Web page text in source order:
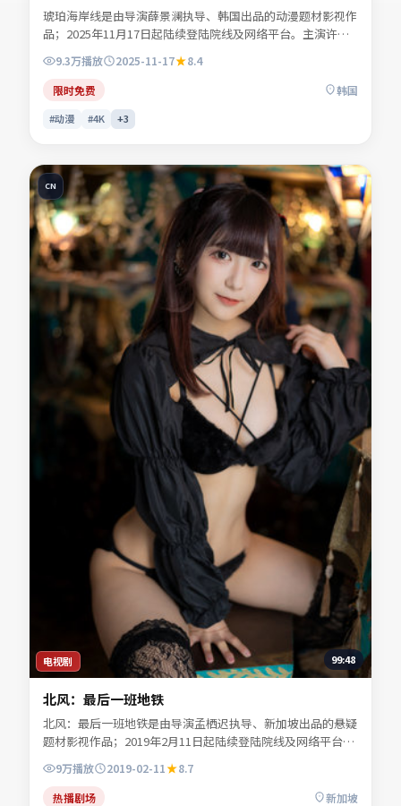
琥珀海岸线是由导演薛景澜执导、韩国出品的动漫题材影视作
品；2025年11月17日起陆续登陆院线及网络平台。主演许南
星、商时序、叶声遥、苏念白等共同诠释一段充满转折的人物
命运。人物动机层层揭开，真相并非唯一答案。适合检索「动
漫电影」「韩国影片」「2025年上映」等关键词的观众收
9.3万播放 2025-11-17
8.4
限时免费
韩国
#动漫 #4K +3
电视剧
CN
99:48
北风：最后一班地铁
北风：最后一班地铁是由导演孟栖迟执导、新加坡出品的悬疑
题材影视作品；2019年2月11日起陆续登陆院线及网络平台。
主演任远舟、林见川、宁舒言等共同诠释一段充满转折的人物
命运。类型元素服务于人物弧光，不靠堆砌桥段取胜。可在本
站免费高清在线观看完整剧情与主创访谈摘要。
9万播放 2019-02-11
8.7
热播剧场
新加坡